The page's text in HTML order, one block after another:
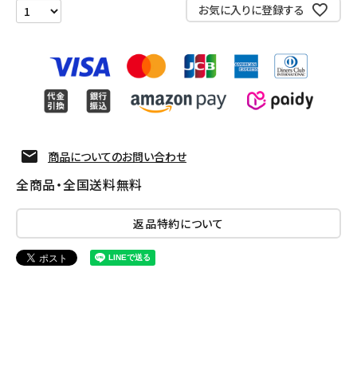
meeting_room ログイン
Follow us
お気に入りに登録する
商品についてのお問い合わせ
全商品・全国送料無料
返品特約について